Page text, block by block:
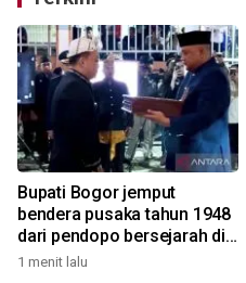
Bupati Bogor jemput
bendera pusaka tahun 1948
dari pendopo bersejarah di
Desa Malasari
1 menit lalu